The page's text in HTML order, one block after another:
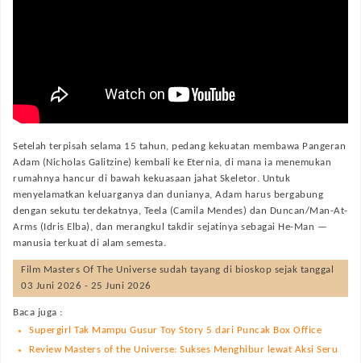
Setelah terpisah selama 15 tahun, pedang kekuatan membawa Pangeran
Adam (Nicholas Galitzine) kembali ke Eternia, di mana ia menemukan
rumahnya hancur di bawah kekuasaan jahat Skeletor. Untuk
menyelamatkan keluarganya dan dunianya, Adam harus bergabung
dengan sekutu terdekatnya, Teela (Camila Mendes) dan Duncan/Man-At-
Arms (Idris Elba), dan merangkul takdir sejatinya sebagai He-Man —
manusia terkuat di alam semesta.
Film Masters Of The Universe sudah tayang di bioskop sejak tanggal
03 Juni 2026 - 25 Juni 2026
Baca juga :
Supergirl Tak Mampu Gusur Toy Story 5 dari Puncak Box Office
Review Masters of the Universe: Sukses Menghibur lewat Aksi Seru